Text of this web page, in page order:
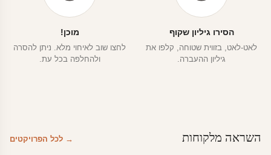
הסירו גיליון שקוף
לאט-לאט, בזווית שטוחה, קלפו את
גיליון ההעברה.
מוכן!
לחצו שוב לאיחוי מלא. ניתן להסרה
ולהחלפה בכל עת.
השראה מלקוחות → לכל הפרויקטים